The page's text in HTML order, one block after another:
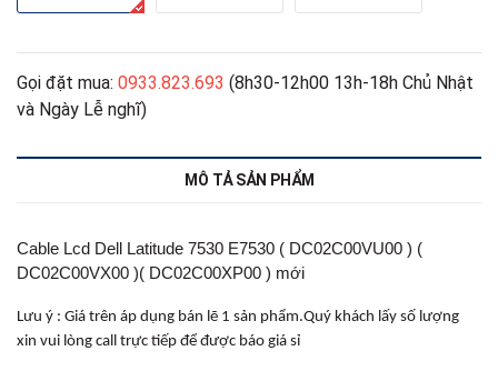
Gọi đặt mua: 0933.823.693 (8h30-12h00 13h-18h Chủ Nhật
và Ngày Lễ nghĩ)
MÔ TẢ SẢN PHẨM
Cable Lcd Dell Latitude 7530 E7530 ( DC02C00VU00 ) (
DC02C00VX00 )( DC02C00XP00 ) mới
Lưu ý : Giá trên áp dụng bán lẽ 1 sản phẩm.Quý khách lấy số lượng
xin vui lòng call trực tiếp để được báo giá sỉ